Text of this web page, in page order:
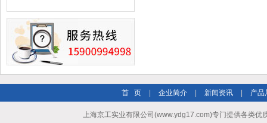
及
首 页 企业简介 新闻资讯 产品
上海京工实业有限公司(www.ydg17.com)专门提供各类优